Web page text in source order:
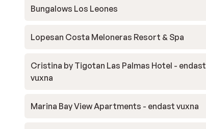
Bungalows Los Leones
Lopesan Costa Meloneras Resort & Spa
Cristina by Tigotan Las Palmas Hotel - endast
vuxna
Marina Bay View Apartments - endast vuxna